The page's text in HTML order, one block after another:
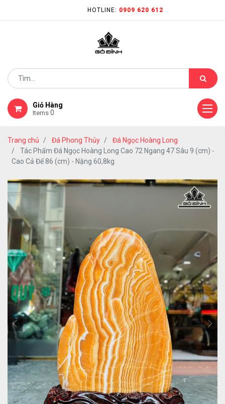
HOTLINE: 0909 620 612
Giỏ Hàng
Items 0
Trang chủ Đá Phong Thủy
Đá Ngọc Hoàng Long
Tác Phẩm Đá Ngọc Hoàng Long Cao 72 Ngang 47 Sâu 9 (cm) -
Cao Cả Đế 86 (cm) - Nặng 60,8kg